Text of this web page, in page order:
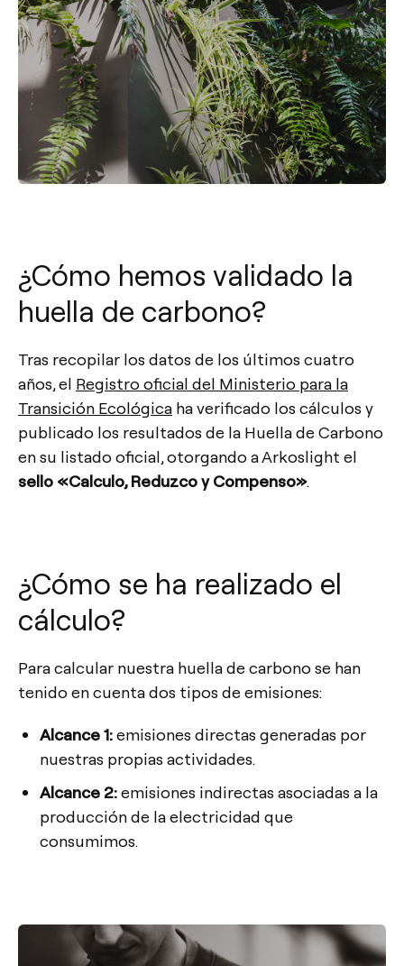
¿Cómo hemos validado la
huella de carbono?
Tras recopilar los datos de los últimos cuatro
años, el Registro oficial del Ministerio para la
Transición Ecológica ha verificado los cálculos y
publicado los resultados de la Huella de Carbono
en su listado oficial, otorgando a Arkoslight el
sello «Calculo, Reduzco y Compenso».
¿Cómo se ha realizado el
cálculo?
Para calcular nuestra huella de carbono se han
tenido en cuenta dos tipos de emisiones:
Alcance 1:emisiones directas generadas por
nuestras propias actividades.
Alcance 2:emisiones indirectas asociadas a la
producción de la electricidad que
consumimos.